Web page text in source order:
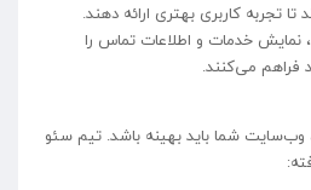
تا تجربه کاربری بهتری ارائه دهند.
نمایش خدمات و اطلاعات تماس را
فراهم می‌کنند.
شما باید بهینه باشد. تیم سئو